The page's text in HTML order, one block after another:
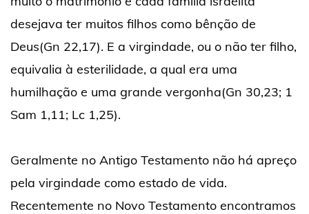
desejava ter muitos filhos como bênção de
Deus(Gn 22,17). E a virgindade, ou o não ter filho,
equivalia à esterilidade, a qual era uma
humilhação e uma grande vergonha(Gn 30,23; 1
Sam 1,11; Lc 1,25).
Geralmente no Antigo Testamento não há apreço
pela virgindade como estado de vida.
Recentemente no Novo Testamento encontramos